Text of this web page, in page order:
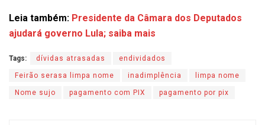
Leia também: Presidente da Câmara dos Deputados
ajudará governo Lula; saiba mais
Tags: dívidas atrasadas endividados
Feirão serasa limpa nome inadimplência limpa nome
Nome sujo pagamento com PIX pagamento por pix